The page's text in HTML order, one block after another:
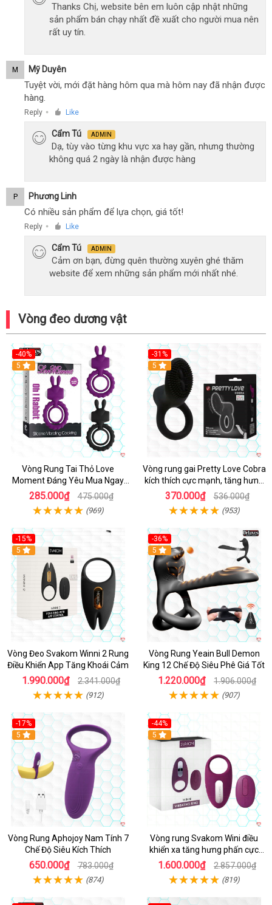
Thanks Chị, website bên em luôn cập nhật những
sản phẩm bán chạy nhất đề xuất cho người mua nên
rất uy tín.
M Mỹ Duyên
Tuyệt vời, mới đặt hàng hôm qua mà hôm nay đã nhận được
hàng.
Reply ● Like
Cẩm Tú ADMIN
Dạ, tùy vào từng khu vực xa hay gần, nhưng thường
không quá 2 ngày là nhận được hàng
P Phương Linh
Có nhiều sản phẩm để lựa chọn, giá tốt!
Reply ● Like
Cẩm Tú ADMIN
Cảm ơn bạn, đừng quên thường xuyên ghé thăm
website để xem những sản phẩm mới nhất nhé.
Vòng đeo dương vật
-40%
5
Vòng Rung Tai Thỏ Love
Moment Đáng Yêu Mua Ngay
Giá Tốt
285.000₫ 475.000₫
(969)
-31%
5
Vòng rung gai Pretty Love Cobra
kích thích cực mạnh, tăng hưng
phấn
370.000₫ 536.000₫
(953)
-15%
Hot
5
Vòng Đeo Svakom Winni 2 Rung
Điều Khiển App Tăng Khoái Cảm
1.990.000₫ 2.341.000₫
(912)
-36%
Hot
5
Vòng Rung Yeain Bull Demon
King 12 Chế Độ Siêu Phê Giá Tốt
1.220.000₫ 1.906.000₫
(907)
-17%
Hot
5
Vòng Rung Aphojoy Nam Tính 7
Chế Độ Siêu Kích Thích
650.000₫ 783.000₫
(874)
-44%
5
Vòng rung Svakom Wini điều
khiển xa tăng hưng phấn cực
đỉnh
1.600.000₫ 2.857.000₫
(819)